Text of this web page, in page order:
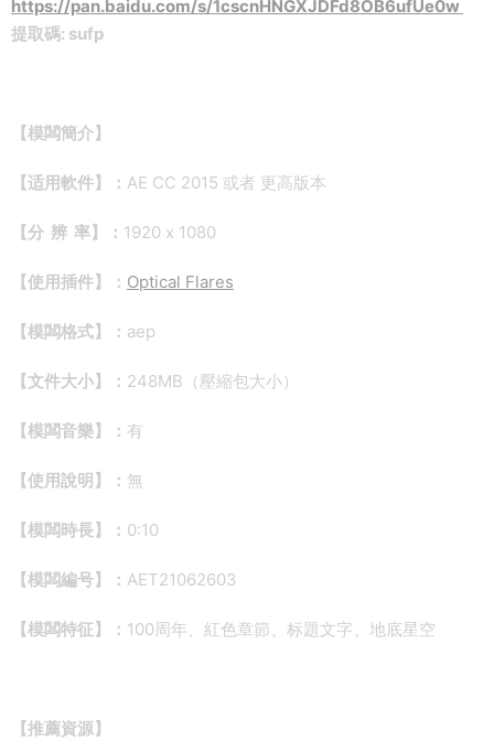
https://pan.baidu.com/s/1cscnHNGXJDFd8OB6ufUe0w
提取碼: sufp
【模闆簡介】
【适用軟件】： AE CC 2015 或者 更高版本
【分 辨 率】： 1920 x 1080
【使用插件】： Optical Flares
【模闆格式】： aep
【文件大小】： 248MB（壓縮包大小）
【模闆音樂】： 有
【使用說明】： 無
【模闆時長】： 0:10
【模闆編号】： AET21062603
【模闆特征】： 100周年、紅色章節、标題文字、地底星空
【推薦資源】